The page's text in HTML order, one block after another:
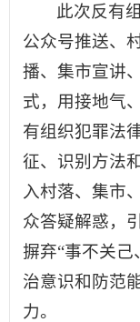
此次反有
公众号推送、
播、集市宣讲
式，用接地气
有组织犯罪法
征、识别方法
入村落、集市
众答疑解惑，
摒弃“事不关己
治意识和防范
力。